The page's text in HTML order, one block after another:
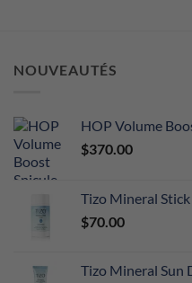
NOUVEAUTÉS
HOP Volume
$370.00
Tizo Mineral Stick
$70.00
Tizo Mineral Sun